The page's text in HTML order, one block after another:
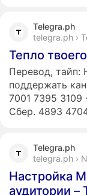
Telegra.ph
telegra.ph ›
Тепло
Перевод, тайп:
поддержать
7001 7395
Сбер. 4893
Telegra.ph
telegra.ph ›
Настройка
аудитории –